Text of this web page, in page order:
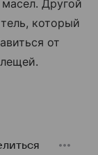
Другой
который
от